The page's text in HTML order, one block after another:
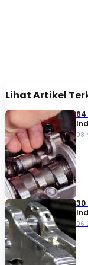
Lihat Artikel
64
08
30
06